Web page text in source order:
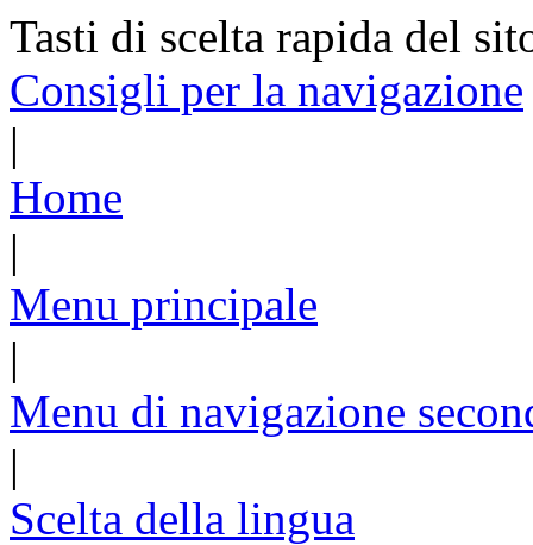
Tasti di scelta rapida del
Consigli per la navigazione
|
Home
|
Menu principale
|
Menu di navigazione
|
Scelta della lingua